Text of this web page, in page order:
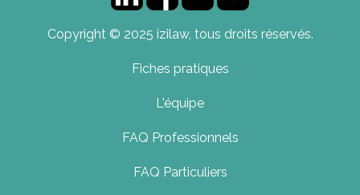
Copyright © 2025 izilaw, tous droits réservés.
Fiches pratiques
L'équipe
FAQ Professionnels
FAQ Particuliers